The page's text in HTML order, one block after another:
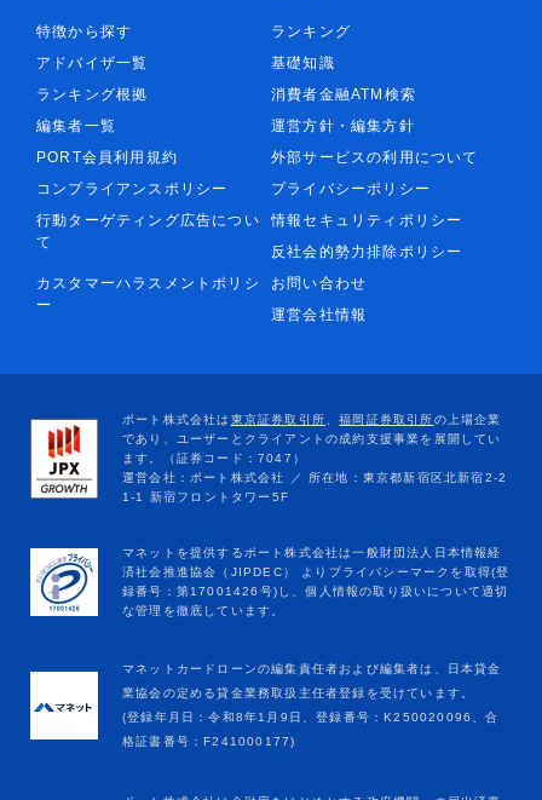
特徴から探す
ランキング
アドバイザ一覧
基礎知識
ランキング根拠
消費者金融ATM検索
編集者一覧
運営方針・編集方針
PORT会員利用規約
外部サービスの利用について
コンプライアンスポリシー
プライバシーポリシー
行動ターゲティング広告につい
て
情報セキュリティポリシー
反社会的勢力排除ポリシー
カスタマーハラスメントポリシ
ー
お問い合わせ
運営会社情報
マネットカードローンの編集責任者および編集者は、日本貸金
業協会の定める貸金業務取扱主任者登録を受けています。
(登録年月日：令和8年1月9日、登録番号：K250020096、合
格証書番号：F241000177)